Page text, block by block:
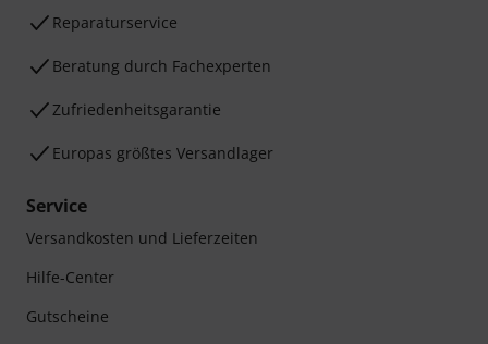
Reparaturservice
Beratung durch Fachexperten
Zufriedenheitsgarantie
Europas größtes Versandlager
Service
Versandkosten und Lieferzeiten
Hilfe-Center
Gutscheine